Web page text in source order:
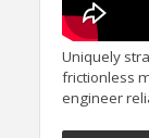
Uniquely
frictionless
engineer